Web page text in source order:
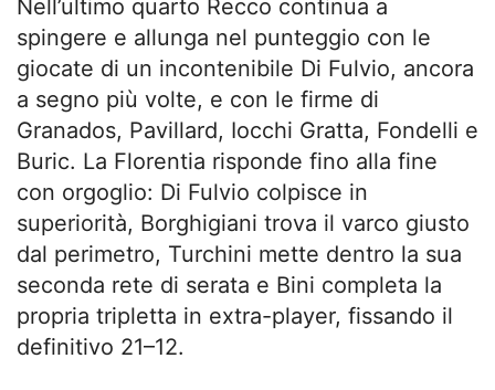
Nell’ultimo quarto Recco continua a
spingere e allunga nel punteggio con le
giocate di un incontenibile Di Fulvio, ancora
a segno più volte, e con le firme di
Granados, Pavillard, Iocchi Gratta, Fondelli e
Buric. La Florentia risponde fino alla fine
con orgoglio: Di Fulvio colpisce in
superiorità, Borghigiani trova il varco giusto
dal perimetro, Turchini mette dentro la sua
seconda rete di serata e Bini completa la
propria tripletta in extra-player, fissando il
definitivo 21–12.